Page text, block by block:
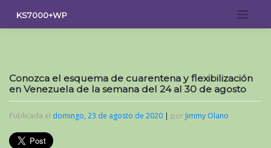
contenido
KS7000+WP
Conozca el esquema de cuarentena y flexibilización
en Venezuela de la semana del 24 al 30 de agosto
Publicada el domingo, 23 de agosto de 2020 | por Jimmy Olano